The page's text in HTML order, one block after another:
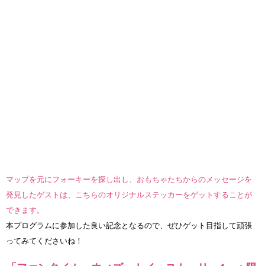
マップを元にフォーキーを探し出し、おもちゃたちからのメッセージを
発見したゲストは、こちらのオリジナルステッカーをゲットすることが
できます。
本プログラムに参加した良い記念となるので、ぜひゲット目指して頑張
ってみてくださいね！